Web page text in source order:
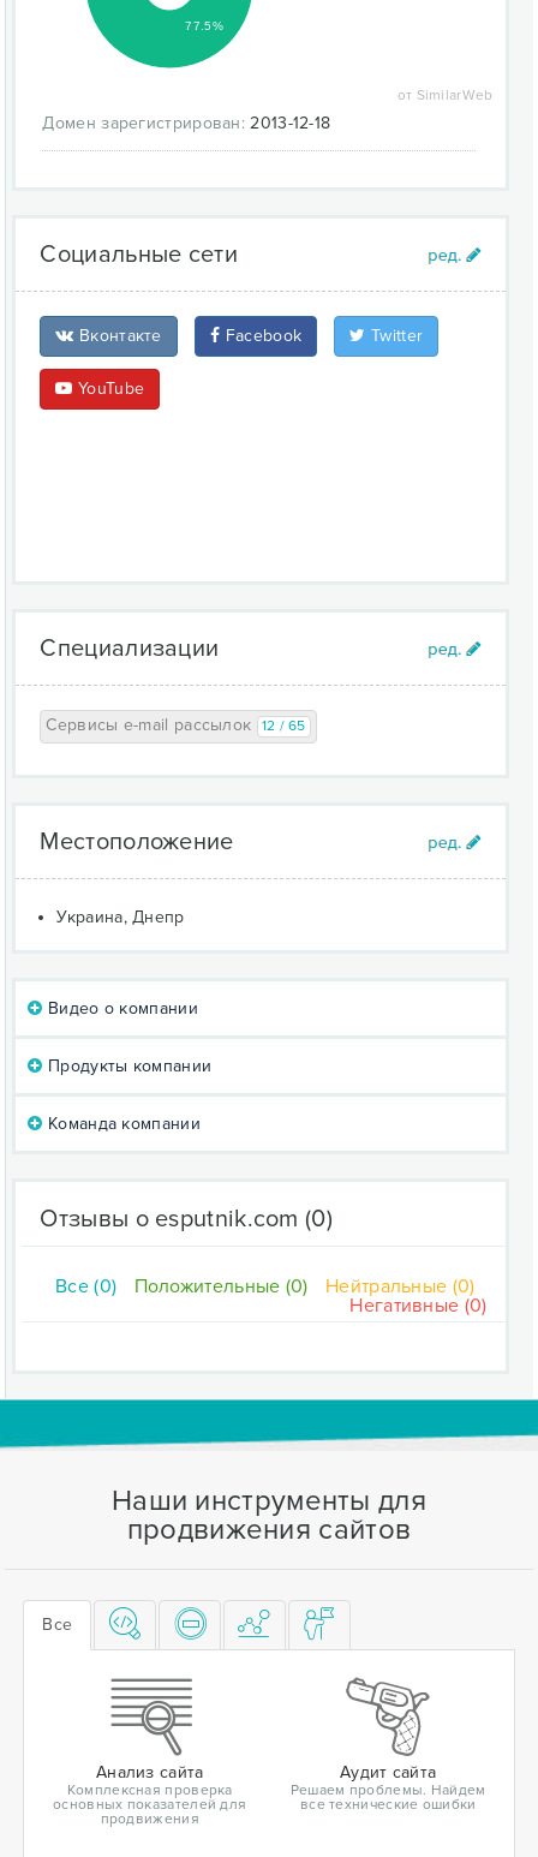
77.5%
от SimilarWeb
Домен зарегистрирован: 2013-12-18
Социальные сети
Вконтакте Facebook Twitter
YouTube
Специализации
Сервисы e-mail рассылок 12 / 65
Местоположение
Украина, Днепр
Видео о компании
Продукты компании
Команда компании
Отзывы о esputnik.com (0)
Все (0) Положительные (0)
Нейтральные (0)
Негативные (0)
Наши инструменты для
продвижения сайтов
Все
Анализ сайта
Комплексная проверка
основных показателей для
продвижения
Аудит сайта
Решаем проблемы. Найдем
все технические ошибки